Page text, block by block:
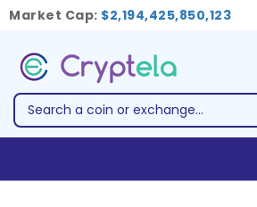
Market Cap: $2,194,425,850,123